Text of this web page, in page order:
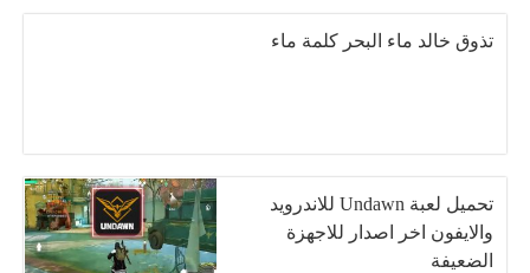
تذوق خالد ماء البحر كلمة ماء
تحميل لعبة Undawn للاندرويد
والايفون اخر اصدار للاجهزة
الضعيفة